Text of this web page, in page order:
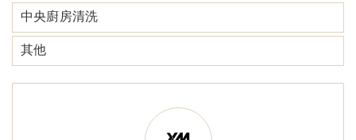
中央廚房清洗
其他